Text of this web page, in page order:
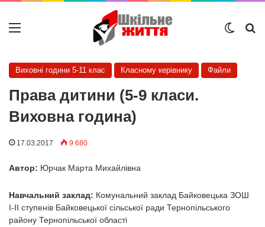
Меню
Виховні години 5-11 клас Класному керівнику Файли
Права дитини (5-9 класи.
Виховна година)
17.03.2017 9 680
Автор: Юрчак Марта Михайлівна
Навчальний заклад: Комунальний заклад Байковецька ЗОШ
І-ІІ ступенів Байковецької сільської ради Тернопільського
району Тернопільської області